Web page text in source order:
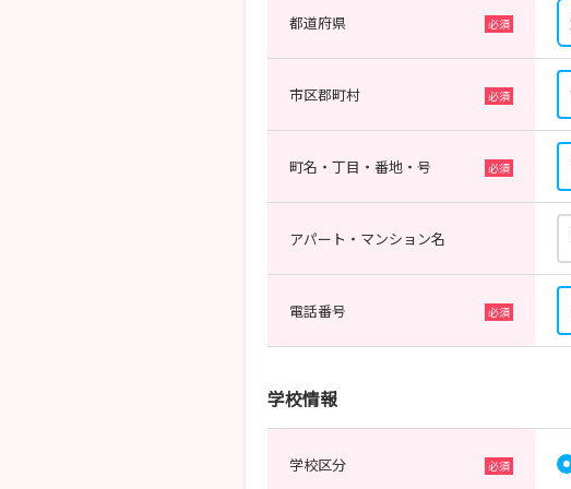
都道府県
市区郡町村
町名・丁目・番地・号
アパート・マンション名
電話番号
学校情報
学校区分